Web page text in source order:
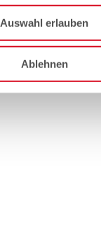
Auswahl erlauben
Ablehnen